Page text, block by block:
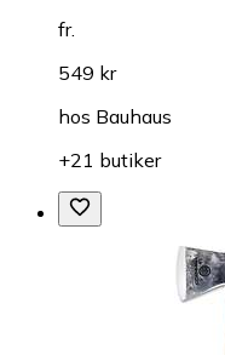
fr.
549 kr
hos Bauhaus
+21 butiker